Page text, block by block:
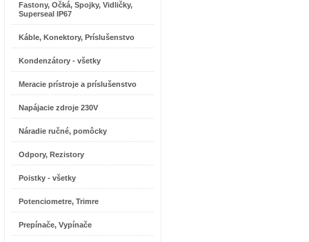
Fastony, Očká, Spojky, Vidličky,
Superseal IP67
Káble, Konektory, Príslušenstvo
Kondenzátory - všetky
Meracie prístroje a príslušenstvo
Napájacie zdroje 230V
Náradie ručné, pomôcky
Odpory, Rezistory
Poistky - všetky
Potenciometre, Trimre
Prepínače, Vypínače